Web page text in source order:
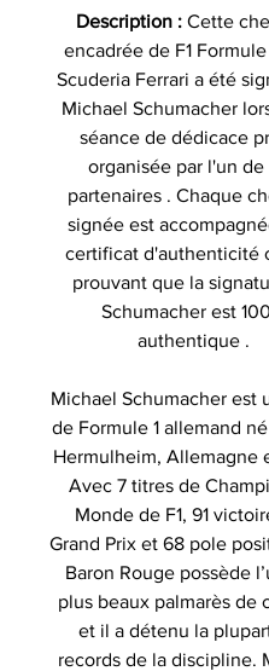
Description : Cette
encadrée de F1 Formule
Scuderia Ferrari a été
Michael Schumacher
séance de dédicace
organisée par l'un de
partenaires . Chaque
signée est
certificat d'authenticité
prouvant que la
Schumacher est
authentique .
Michael Schumacherest
de Formule 1 allemand
Hermulheim, Allemagne
Avec 7 titres de
Monde de F1, 91
Grand Prix et 68 pole
Baron Rouge possède
plus beaux palmarès de
et il a détenu la
records de la discipline.